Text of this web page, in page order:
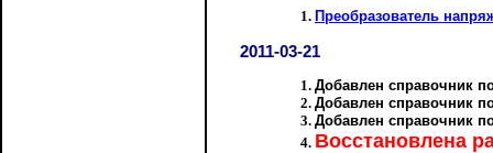
Преобразователь
2011-03-21
Добавлен справочник
Добавлен справочник
Добавлен справочник
Восстановлена